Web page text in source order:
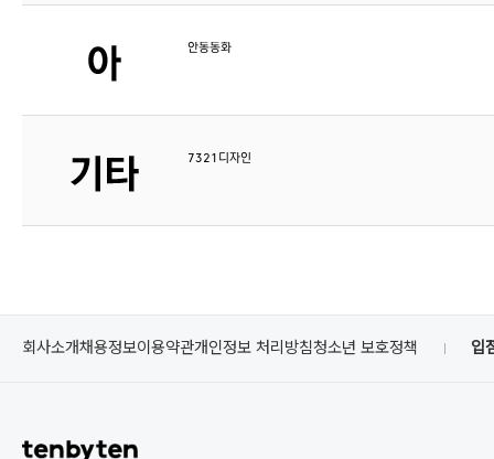
안동동화
7321디자인
회사소개채용정보이용약관개인정보 처리방침청소년 보호정책 입